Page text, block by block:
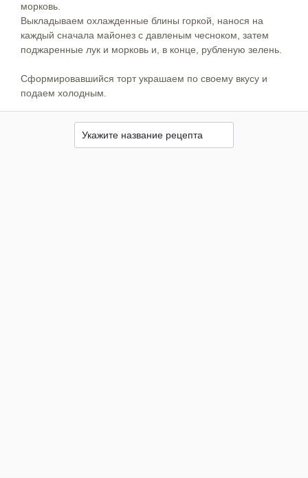
морковь.
Выкладываем охлажденные блины горкой, нанося на
каждый сначала майонез с давленым чесноком, затем
поджаренные лук и морковь и, в конце, рубленую зелень.
Сформировавшийся торт украшаем по своему вкусу и
подаем холодным.